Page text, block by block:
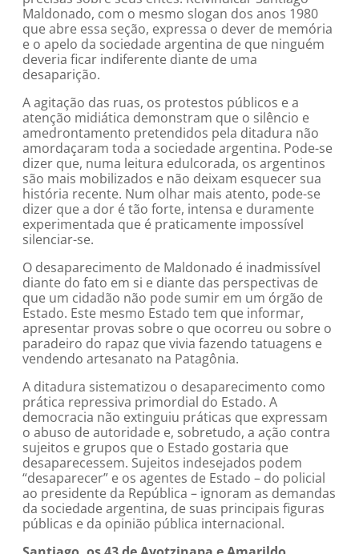
Maldonado, com o mesmo slogan dos anos 1980
que abre essa seção, expressa o dever de memória
e o apelo da sociedade argentina de que ninguém
deveria ficar indiferente diante de uma
desaparição.
A agitação das ruas, os protestos públicos e a
atenção midiática demonstram que o silêncio e
amedrontamento pretendidos pela ditadura não
amordaçaram toda a sociedade argentina. Pode-se
dizer que, numa leitura edulcorada, os argentinos
são mais mobilizados e não deixam esquecer sua
história recente. Num olhar mais atento, pode-se
dizer que a dor é tão forte, intensa e duramente
experimentada que é praticamente impossível
silenciar-se.
O desaparecimento de Maldonado é inadmissível
diante do fato em si e diante das perspectivas de
que um cidadão não pode sumir em um órgão de
Estado. Este mesmo Estado tem que informar,
apresentar provas sobre o que ocorreu ou sobre o
paradeiro do rapaz que vivia fazendo tatuagens e
vendendo artesanato na Patagônia.
A ditadura sistematizou o desaparecimento como
prática repressiva primordial do Estado. A
democracia não extinguiu práticas que expressam
o abuso de autoridade e, sobretudo, a ação contra
sujeitos e grupos que o Estado gostaria que
desaparecessem. Sujeitos indesejados podem
“desaparecer” e os agentes de Estado – do policial
ao presidente da República – ignoram as demandas
da sociedade argentina, de suas principais figuras
públicas e da opinião pública internacional.